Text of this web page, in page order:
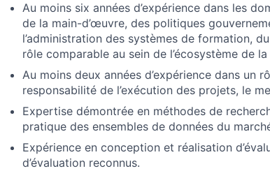
Au moins six années d’expérience dans les
de la main-d’œuvre, des politiques
l’administration des systèmes de formation,
rôle comparable au sein de l’écosystème de
Au moins deux années d’expérience dans
responsabilité de l’exécution des projets, le
Expertise démontrée en méthodes de
pratique des ensembles de données du
Expérience en conception et réalisation
d’évaluation reconnus.